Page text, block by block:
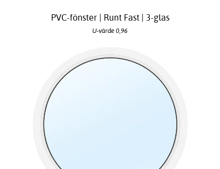
PVC-fönster | Runt Fast | 3-glas
U-värde 0,96